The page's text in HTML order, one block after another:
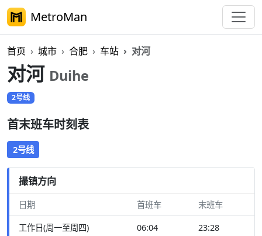
MetroMan
首页 城市 合肥 车站 对河
对河 Duihe
2号线
首末班车时刻表
2号线
撮镇方向
日期 首班车 末班车
工作日(周一至周四) 06:04 23:28